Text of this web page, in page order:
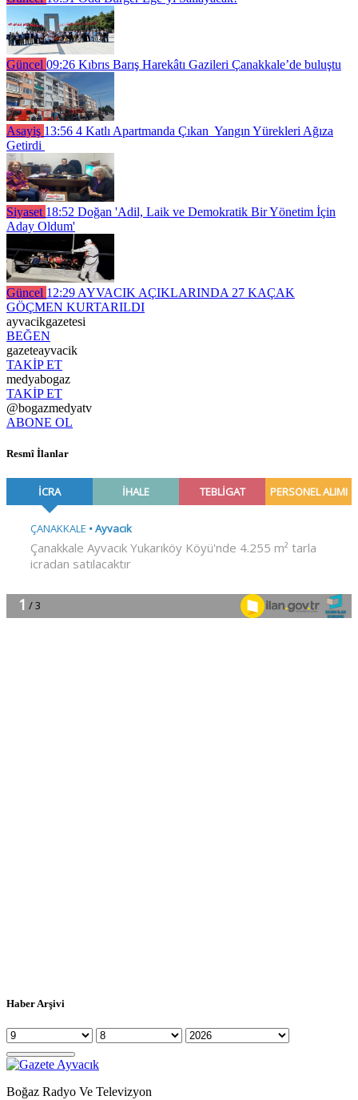
Güncel 09:26 Kıbrıs Barış Harekâtı Gazileri Çanakkale’de buluştu
Asayiş 13:56 4 Katlı Apartmanda Çıkan Yangın Yürekleri Ağıza
Getirdi
Siyaset 18:52 Doğan 'Adil, Laik ve Demokratik Bir Yönetim İçin
Aday Oldum'
Güncel 12:29 AYVACIK AÇIKLARINDA 27 KAÇAK
GÖÇMEN KURTARILDI
ayvacikgazetesi
BEĞEN
gazeteayvacik
TAKİP ET
medyabogaz
TAKİP ET
@bogazmedyatv
ABONE OL
Resmî İlanlar
Haber Arşivi
Boğaz Radyo Ve Televizyon